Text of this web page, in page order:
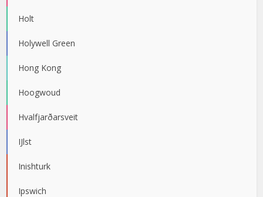
Holt
Holywell Green
Hong Kong
Hoogwoud
Hvalfjarðarsveit
IJlst
Inishturk
Ipswich